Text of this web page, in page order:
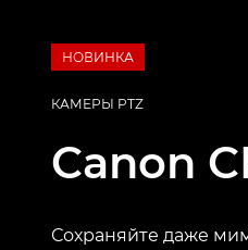
НОВИНКА
КАМЕРЫ PTZ
Canon
Сохраняйте даже